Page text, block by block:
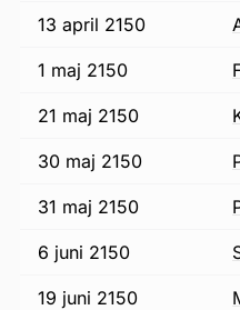
13 april 2150
1 maj 2150
21 maj 2150
30 maj 2150
31 maj 2150
6 juni 2150
19 juni 2150